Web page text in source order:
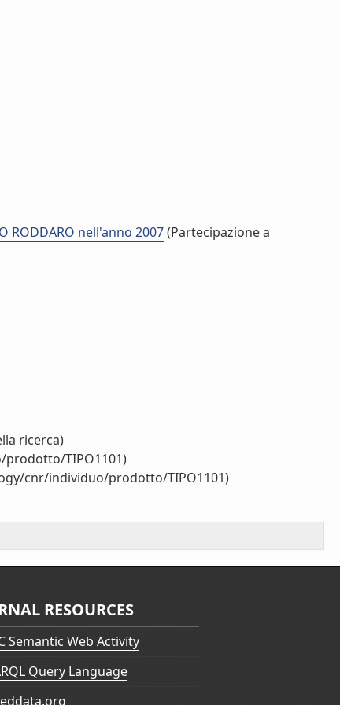
RODDARO nell'anno 2007(Partecipazione a
ricerca)
TIPO1101)
cnr/individuo/prodotto/TIPO1101)
RESOURCES
Semantic Web Activity
Query Language